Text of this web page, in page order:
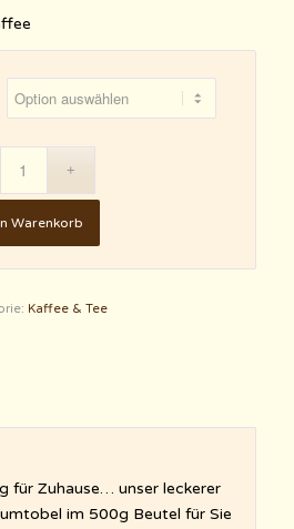
Warenkorb
Kaffee & Tee
für Zuhause… unser leckerer
im 500g Beutel für Sie